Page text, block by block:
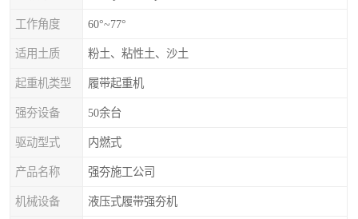
工作角度 60°~77°
适用土质 粉土、粘性土、沙土
起重机类型 履带起重机
强夯设备 50余台
驱动型式 内燃式
产品名称 强夯施工公司
机械设备 液压式履带强夯机